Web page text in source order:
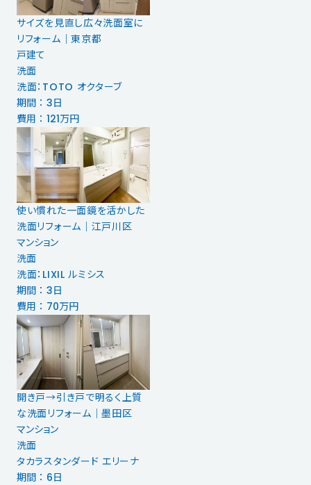
サイズを見直し広々洗面室に
リフォーム｜東京都
戸建て
洗面
洗面：TOTO オクターブ
期間 ： 3日
費用 ： 121万円
使い慣れた一面鏡を活かした
洗面リフォーム｜江戸川区
マンション
洗面
洗面：LIXIL ルミシス
期間 ： 3日
費用 ： 70万円
開き戸→引き戸で明るく上質
な洗面リフォーム│墨田区
マンション
洗面
タカラスタンダード エリーナ
期間 ： 6日